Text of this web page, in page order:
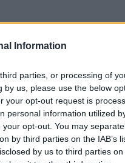
Information
parties, or processing of
us, please use the below
your opt-out request is
personal information utilized
opt-out. You may
by third parties on the IAB’s
by us to third parties on
assunto un ruolo
approccio integrato
un imperativo per
di tutto il mondo
per ridurre
del nostro pianeta.